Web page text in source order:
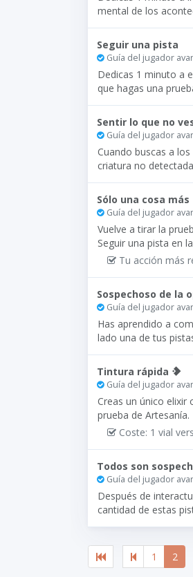
mental de los
Seguir una pista
Guía del jugador
Dedicas 1 minuto a
que hagas una
Sentir lo que no
Guía del jugador
Cuando buscas a
criatura no
Sólo una cosa más
Guía del jugador
Vuelve a tirar la
Seguir una pista en
Tu acción más
Sospechoso de la
Guía del jugador
Has aprendido a
lado una de tus
Tintura rápida
Guía del jugador
Creas un único
prueba de
Coste: 1 vial
Todos son
Guía del jugador
Después de
cantidad de estas
1 2